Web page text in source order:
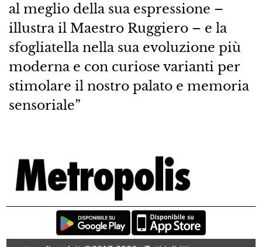
al meglio della sua espressione –
illustra il Maestro Ruggiero – e la
sfogliatella nella sua evoluzione più
moderna e con curiose varianti per
stimolare il nostro palato e memoria
sensoriale”